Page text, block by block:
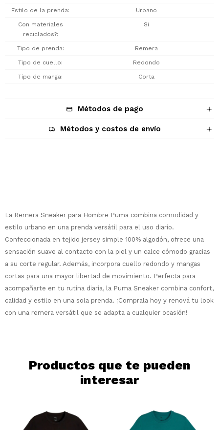
Estilo de la prenda Urbano
Con materiales
reciclados?
Si
Tipo de prenda Remera
Tipo de cuello Redondo
Tipo de manga Corta
Métodos de pago
Métodos y costos de envío
La Remera Sneaker para Hombre Puma combina comodidad y
estilo urbano en una prenda versátil para el uso diario.
Confeccionada en tejido jersey simple 100% algodón, ofrece una
sensación suave al contacto con la piel y un calce cómodo gracias
a su corte regular. Además, incorpora cuello redondo y mangas
cortas para una mayor libertad de movimiento. Perfecta para
acompañarte en tu rutina diaria, la Puma Sneaker combina confort,
calidad y estilo en una sola prenda. ¡Comprala hoy y renová tu look
con una remera versátil que se adapta a cualquier ocasión!
Productos que te pueden
interesar
Comprá ahora y Pagá
Después, hasta en 12
cuotas y sin tocar tu
tarjeta de crédito
¡Sumate a la forma más ágil de
comprar!
Comprá en 3 cuotas sin recargo o hasta
en 12 cuotas * ¡Solo con tu cédula!
* sujeto aprobación crediticia.
Verifica si estás calificado para comprar
con Pago Después:
Cédula de identidad
Mes Año
Estás calificado para comprar usando Pago
¡Tenés hasta
para comprar en las cuotas
* sujeto a aprobación crediticia. El monto
disponible puede variar por comercio
Ups!
Parece que no tenes oferta, lamentamos
el inconveniente, por cualquier duda
¡Algo salió mal!